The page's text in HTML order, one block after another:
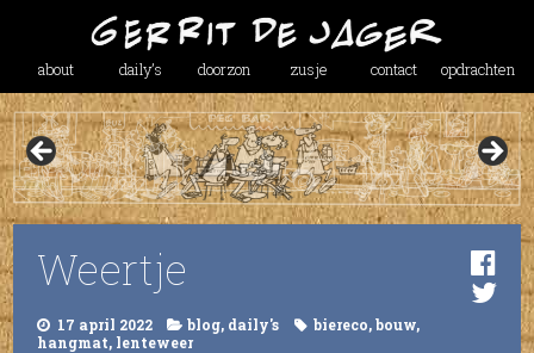
about daily’s doorzon zusje contact opdrachten
Weertje
17 april 2022 blog, daily's biereco,bouw,
hangmat, lenteweer